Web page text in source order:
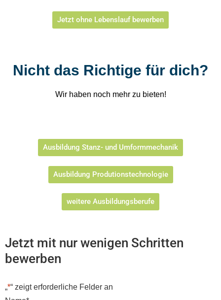
Jetzt ohne Lebenslauf bewerben
Nicht das Richtige für dich?
Wir haben noch mehr zu bieten!
Ausbildung Stanz- und Umformmechanik
Ausbildung Produtionstechnologie
weitere Ausbildungsberufe
Jetzt mit nur wenigen Schritten
bewerben
„*“ zeigt erforderliche Felder an